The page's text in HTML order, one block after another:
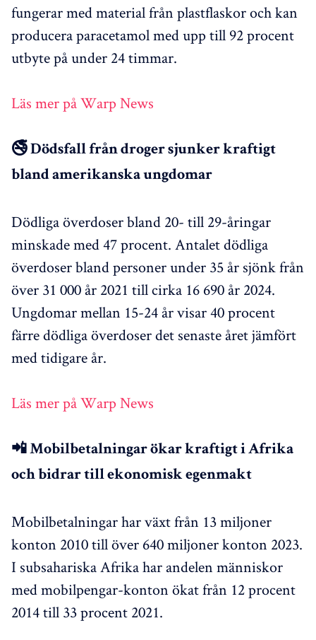
fungerar med material från plastflaskor och kan
producera paracetamol med upp till 92 procent
utbyte på under 24 timmar.
Läs mer på Warp News
🚭 Dödsfall från droger sjunker kraftigt
bland amerikanska ungdomar
Dödliga överdoser bland 20- till 29-åringar
minskade med 47 procent. Antalet dödliga
överdoser bland personer under 35 år sjönk från
över 31 000 år 2021 till cirka 16 690 år 2024.
Ungdomar mellan 15-24 år visar 40 procent
färre dödliga överdoser det senaste året jämfört
med tidigare år.
Läs mer på Warp News
📲 Mobilbetalningar ökar kraftigt i Afrika
och bidrar till ekonomisk egenmakt
Mobilbetalningar har växt från 13 miljoner
konton 2010 till över 640 miljoner konton 2023.
I subsahariska Afrika har andelen människor
med mobilpengar-konton ökat från 12 procent
2014 till 33 procent 2021.